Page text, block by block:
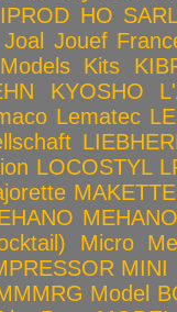
IPROD HO
Joal Jouef
Kits
KYOSHO
Lematec
LOCOSTYL
MAKETTE
Micro
MINI
Model